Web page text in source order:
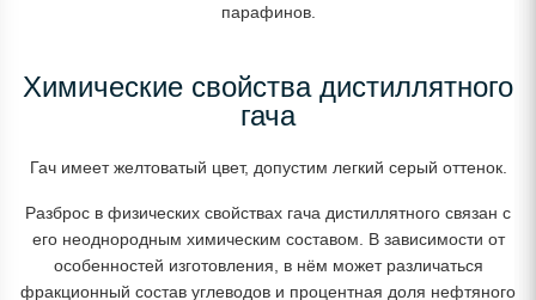
парафинов.
Химические свойства дистиллятного
гача
Гач имеет желтоватый цвет, допустим легкий серый оттенок.
Разброс в физических свойствах гача дистиллятного связан с
его неоднородным химическим составом. В зависимости от
особенностей изготовления, в нём может различаться
фракционный состав углеводов и процентная доля нефтяного